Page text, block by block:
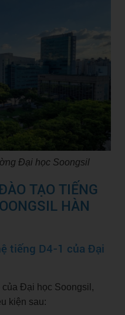
Đại học Soongsil
TẠO TIẾNG
HÀN
tiếng D4-1 của Đại
Đại học Soongsil,
kiện sau: